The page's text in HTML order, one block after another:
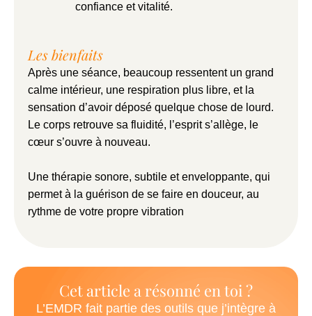
confiance et vitalité.
Les bienfaits
Après une séance, beaucoup ressentent un grand
calme intérieur, une respiration plus libre, et la
sensation d’avoir déposé quelque chose de lourd.
Le corps retrouve sa fluidité, l’esprit s’allège, le
cœur s’ouvre à nouveau.
Une thérapie sonore, subtile et enveloppante, qui
permet à la guérison de se faire en douceur, au
rythme de votre propre vibration
Cet article a résonné en toi ?
L’EMDR fait partie des outils que j’intègre à